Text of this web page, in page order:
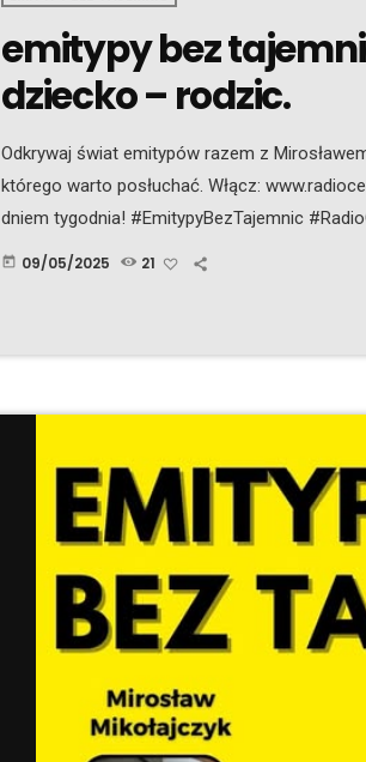
emitypy bez
dziecko – rodzic.
Odkrywaj świat emitypów razem z
którego warto posłuchać. Włącz:
dniem tygodnia! #EmitypyBezTajemnic
#CzwartkiZMirosławem #Emitypy Emitype
today 09/05/2025 21